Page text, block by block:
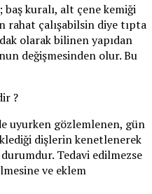
kuralı, alt çene kemiği
rahat çalışabilsin diye tıpta
olarak bilinen yapıdan
değişmesinden olur. Bu
?
uyurken gözlemlenen, gün
dişlerin kenetlenerek
durumdur. Tedavi edilmezse
ve eklem